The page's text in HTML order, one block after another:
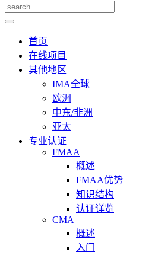
首页
在线项目
其他地区
IMA全球
欧洲
中东/非洲
亚太
专业认证
FMAA
概述
FMAA优势
知识结构
认证详览
CMA
概述
入门